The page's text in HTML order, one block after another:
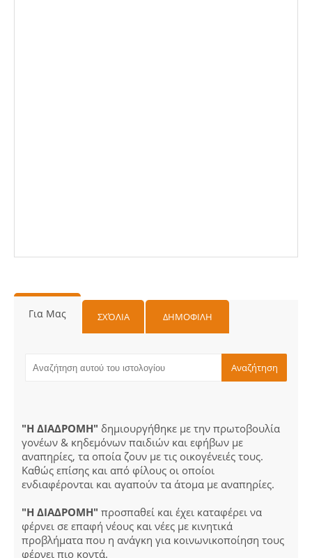
Για Μας ΣΧΌΛΙΑ ΔΗΜΟΦΙΛΗ
"Η ΔΙΑΔΡΟΜΗ" δημιουργήθηκε με την πρωτοβουλία
γονέων & κηδεμόνων παιδιών και εφήβων με
αναπηρίες, τα οποία ζουν με τις οικογένειές τους.
Καθώς επίσης και από φίλους οι οποίοι
ενδιαφέρονται και αγαπούν τα άτομα με αναπηρίες.
"Η ΔΙΑΔΡΟΜΗ" προσπαθεί και έχει καταφέρει να
φέρνει σε επαφή νέους και νέες με κινητικά
προβλήματα που η ανάγκη για κοινωνικοποίηση τους
φέρνει πιο κοντά.